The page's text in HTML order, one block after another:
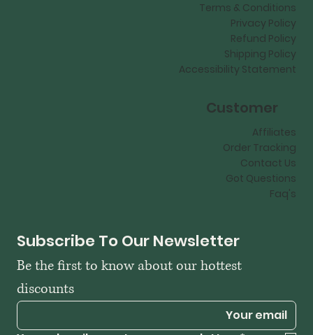
Subscribe To Our Newsletter
Be the first to know about our hottest
discounts
Terms & Conditions
Privacy Policy
Refund Policy
Shipping Policy
Accessibility Statement
Customer
Affiliates
Order Tracking
Contact Us
Got Questions
Faq's